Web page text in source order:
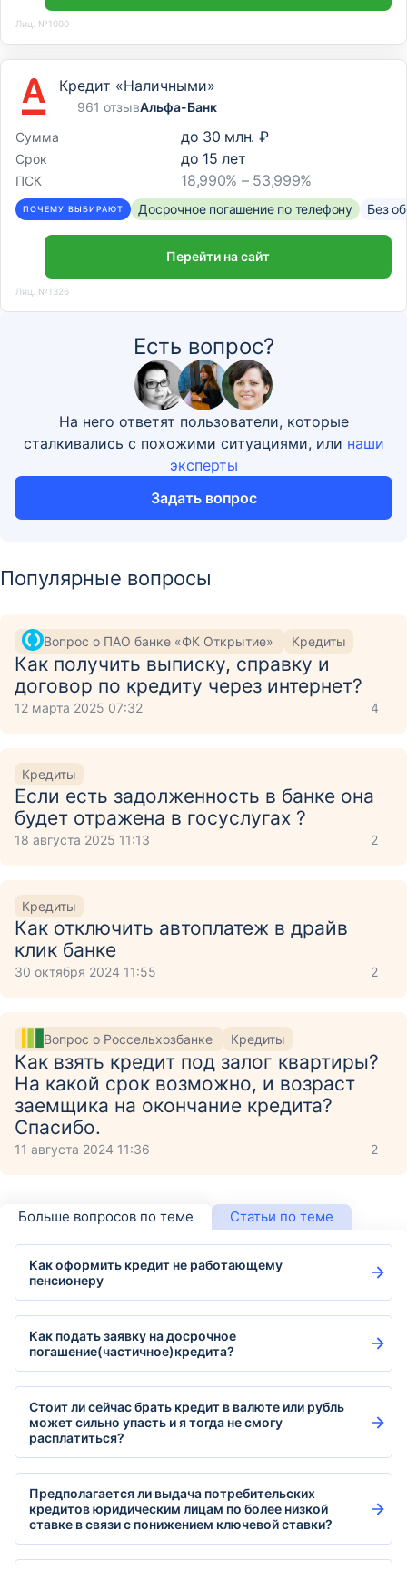
Лиц. №1000
Кредит «Наличными»
961 отзывАльфа-Банк
Сумма
до 30 млн. ₽
Срок до 15 лет
ПСК 18,990% – 53,999%
ПОЧЕМУ ВЫБИРАЮТ Досрочное погашение по телефону Без
Перейти на сайт
Лиц. №1326
Есть вопрос?
На него ответят пользователи, которые
сталкивались с похожими ситуациями, или наши
эксперты
Задать вопрос
Популярные вопросы
Вопрос о ПАО банке «ФК Открытие» Кредиты
Как получить выписку, справку и
договор по кредиту через интернет?
12 марта 2025 07:32 4
Кредиты
Если есть задолженность в банке она
будет отражена в госуслугах ?
18 августа 2025 11:13 2
Кредиты
Как отключить автоплатеж в драйв
клик банке
30 октября 2024 11:55 2
Вопрос о Россельхозбанке Кредиты
Как взять кредит под залог квартиры?
На какой срок возможно, и возраст
заемщика на окончание кредита?
Спасибо.
11 августа 2024 11:36 2
Больше вопросов по теме Статьи по теме
Как оформить кредит не работающему
пенсионеру
Как подать заявку на досрочное
погашение(частичное)кредита?
Стоит ли сейчас брать кредит в валюте или рубль
может сильно упасть и я тогда не смогу
расплатиться?
Предполагается ли выдача потребительских
кредитов юридическим лицам по более низкой
ставке в связи с понижением ключевой ставки?